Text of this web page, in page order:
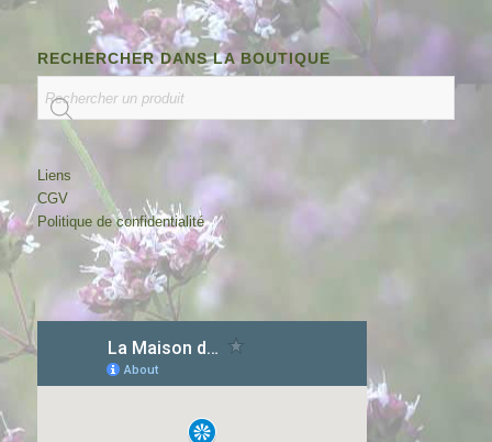
RECHERCHER DANS LA BOUTIQUE
Liens
CGV
Politique de confidentialité